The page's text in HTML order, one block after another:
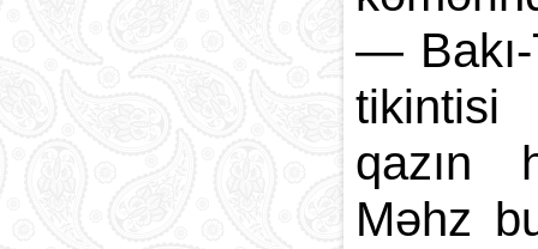
—
tikintisi
qazın
Məhz